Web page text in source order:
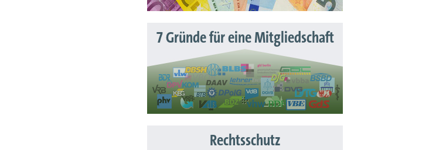
7 Gründe für eine Mitgliedschaft
Rechtsschutz